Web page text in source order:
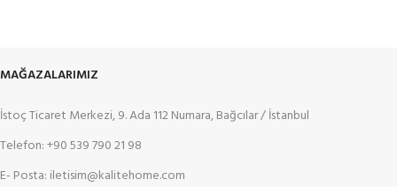
MAĞAZALARIMIZ
İstoç Ticaret Merkezi, 9. Ada 112 Numara, Bağcılar / İstanbul
Telefon: +90 539 790 21 98
E- Posta: iletisim@kalitehome.com